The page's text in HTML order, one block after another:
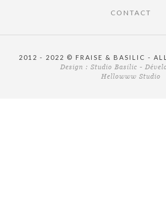
CONTACT
2012 - 2022 © FRAISE & BASILIC - ALL
Design : Studio Basilic -
Hellowww Studio